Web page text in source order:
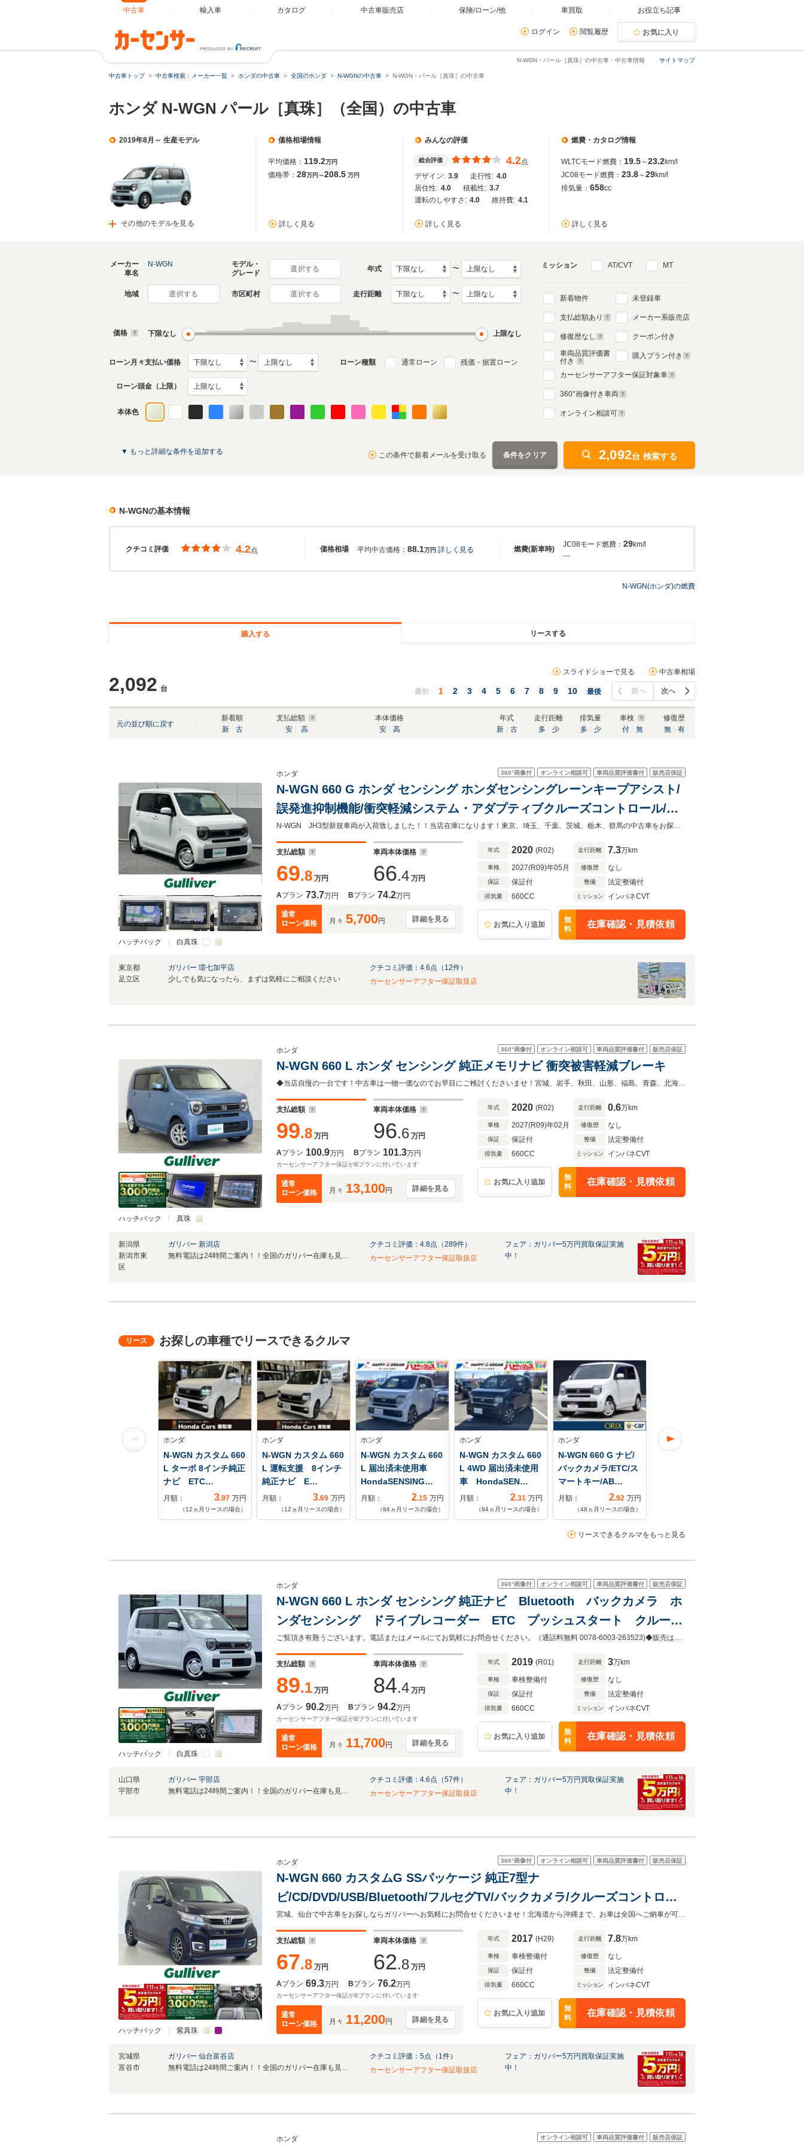
中古車 輸入車 カタログ 中古車販売店 保険/ローン/他 車買取 お役立ち記事
ログイン 閲覧履歴 お気に入り
サイトマップ
N-WGN・パール［真珠］の中古車・中古車情報
中古車トップ 中古車検索：メーカー一覧 ホンダの中古車 全国のホンダ N-WGNの中古車 N-WGN・パール［真珠］の中古車
ホンダ N-WGN パール［真珠］（全国）の中古車
2019年8月～ 生産モデル
その他のモデルを見る
価格相場情報
平均価格： 119.2万円
価格帯： 28万円～208.5 万円
詳しく見る
みんなの評価
総合評価 4.2点
デザイン: 3.9 走行性: 4.0
居住性: 4.0 積載性: 3.7
運転のしやすさ: 4.0 維持費: 4.1
詳しく見る
燃費・カタログ情報
WLTCモード燃費： 19.5～23.2km/l
JC08モード燃費： 23.8～29km/l
排気量： 658cc
詳しく見る
2013年11月～2019年7月
生産モデル
N-WGNのカタログを見る
メーカー
車名
N-WGN
モデル・
グレード
選択する 年式 〜
地域 選択する 市区町村 選択する 走行距離 〜
価格 下限なし 上限なし
ローン月々支払い価格 〜 ローン種類 通常ローン 残価・据置ローン
ローン頭金（上限）
本体色
ミッション AT/CVT MT
新着物件
支払総額あり
修復歴なし
車両品質評価書
付き
未登録車
メーカー系販売店
クーポン付き
購入プラン付き
カーセンサーアフター保証対象車
360°画像付き車両
オンライン相談可
▼ もっと詳細な条件を追加する この条件で新着メールを受け取る 条件をクリア 2,092台 検索する
N-WGNの基本情報
クチコミ評価 価格相場 燃費(新車時)
4.2点 平均中古価格： 88.1万円 詳しく見る
JC08モード燃費： 29km/l
---
N-WGN(ホンダ)の燃費
購入する リースする
2,092 台
スライドショーで見る 中古車相場
最初 1 2 3 4 5 6 7 8 9 10 最後 前へ 次へ
元の並び順に戻す
新着順
新
古
支払総額
安
高
本体価格
安
高
年式
新
古
走行距離
多
少
排気量
多
少
車検
付
無
修復歴
無
有
ハッチバック 白真珠
360°画像付 オンライン相談可 車両品質評価書付 販売店保証
ホンダ
N-WGN 660 G ホンダ センシング ホンダセンシングレーンキープアシスト/
誤発進抑制機能/衝突軽減システム・アダプティブクルーズコントロール/純
正ナビ Bluetooth/CD/DVD/フルセグTV/バックカメラ/ETC
N-WGN JH3型新規車両が入荷致しました！！当店在庫になります！東京、埼玉、千葉、茨城、栃木、群馬の中古車をお探しならガリバーへ！
支払総額
69.8 万円
車両本体価格
66.4 万円
Aプラン 73.7万円 Bプラン 74.2万円
通常
ローン価格
月々 5,700円 詳細を見る
年式 2020 (R02) 走行距離 7.3万km
車検 2027(R09)年05月 修復歴 なし
保証 保証付 整備 法定整備付
排気量 660CC ミッション インパネCVT
お気に入り追加
無
料
在庫確認・見積依頼
東京都
足立区
ガリバー 環七加平店
少しでも気になったら、まずは気軽にご相談ください
クチコミ評価： 4.6点（ 12件）
カーセンサーアフター保証取扱店
ハッチバック 真珠
360°画像付 オンライン相談可 車両品質評価書付 販売店保証
ホンダ
N-WGN 660 L ホンダ センシング 純正メモリナビ 衝突被害軽減ブレーキ
◆当店自慢の一台です！中古車は一物一価なのでお早目にご検討くださいませ！宮城、岩手、秋田、山形、福島、青森、北海道、東京、神奈川、埼玉、千葉で中古車をお探しならガリバーへ！
支払総額
99.8 万円
車両本体価格
96.6 万円
Aプラン 100.9万円 Bプラン 101.3万円
カーセンサーアフター保証がBプランに付いています
通常
ローン価格
月々 13,100円 詳細を見る
年式 2020 (R02) 走行距離 0.6万km
車検 2027(R09)年02月 修復歴 なし
保証 保証付 整備 法定整備付
排気量 660CC ミッション インパネCVT
お気に入り追加
無
料
在庫確認・見積依頼
新潟県
新潟市東
区
ガリバー 新潟店
無料電話は24時間ご案内！！全国のガリバー在庫も見たい方は一括照会が可能です！
クチコミ評価： 4.8点（289件）
カーセンサーアフター保証取扱店
フェア：ガリバー5万円買取保証実施
中！
お探しの車種でリースできるクルマ
ホンダ
N-WGN カスタム 660
L ターボ 8インチ純正
ナビ ETC…
月額： 3.97 万円
（12 ヵ月リースの場合）
ホンダ
N-WGN カスタム 660
L 運転支援 8インチ
純正ナビ E…
月額： 3.69 万円
（12 ヵ月リースの場合）
ホンダ
N-WGN カスタム 660
L 届出済未使用車
HondaSENSING…
月額： 2.15 万円
（84ヵ月リースの場合）
ホンダ
N-WGN カスタム 660
L 4WD 届出済未使用
車 HondaSEN…
月額： 2.31 万円
（84ヵ月リースの場合）
ホンダ
N-WGN 660 G ナビ/
バックカメラ/ETC/ス
マートキー/AB…
月額： 2.92 万円
（48 ヵ月リースの場合）
ホンダ
リースできるクルマをもっと見る
ハッチバック 白真珠
360°画像付 オンライン相談可 車両品質評価書付 販売店保証
ホンダ
N-WGN 660 L ホンダ センシング 純正ナビ Bluetooth バックカメラ ホ
ンダセンシング ドライブレコーダー ETC プッシュスタート クルーズ
コントロール レーンキープアシスト バックソナー LEDヘッドライト
スマートキー
支払総額
89.1 万円
車両本体価格
84.4 万円
Aプラン 90.2万円 Bプラン 94.2万円
カーセンサーアフター保証がBプランに付いています
通常
ローン価格
月々 11,700円 詳細を見る
年式 2019 (R01) 走行距離 3万km
車検 車検整備付 修復歴 なし
保証 保証付 整備 法定整備付
排気量 660CC ミッション インパネCVT
お気に入り追加
無
料
在庫確認・見積依頼
山口県
宇部市
ガリバー 宇部店
クチコミ評価： 4.6 点（57件）
カーセンサーアフター保証取扱店
フェア：ガリバー5万円買取保証実施
中！
ハッチバック 紫真珠
360°画像付 オンライン相談可 車両品質評価書付 販売店保証
ホンダ
N-WGN 660 カスタムG SSパッケージ 純正7型ナ
ビ/CD/DVD/USB/Bluetooth/フルセグTV/バックカメラ/クルーズコントロー
ル/ステアリングリモコン/シティブレーキアクティブシステム/電動格納ミラ
ー/オートライト/禁煙車
支払総額
67.8 万円
車両本体価格
62.8 万円
Aプラン 69.3万円 Bプラン 76.2万円
カーセンサーアフター保証がBプランに付いています
通常
ローン価格
月々 11,200円 詳細を見る
年式 2017 (H29) 走行距離 7.8万km
車検 車検整備付 修復歴 なし
保証 保証付 整備 法定整備付
排気量 660CC ミッション インパネCVT
お気に入り追加
無
料
在庫確認・見積依頼
宮城県
富谷市
ガリバー 仙台富谷店
クチコミ評価： 5点（ 1 件）
カーセンサーアフター保証取扱店
フェア：ガリバー5万円買取保証実施
中！
オンライン相談可 車両品質評価書付 販売店保証
ホンダ